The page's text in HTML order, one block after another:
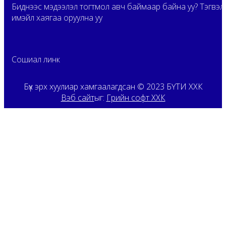
Биднээс мэдээлэл тогтмол авч баймаар байна уу? Тэгвэл
имэйл хаягаа оруулна уу
Сошиал линк
Бүх эрх хуулиар хамгаалагдсан © 2023 БҮТИ ХХК
Вэб сайтыг: Грийн софт ХХК